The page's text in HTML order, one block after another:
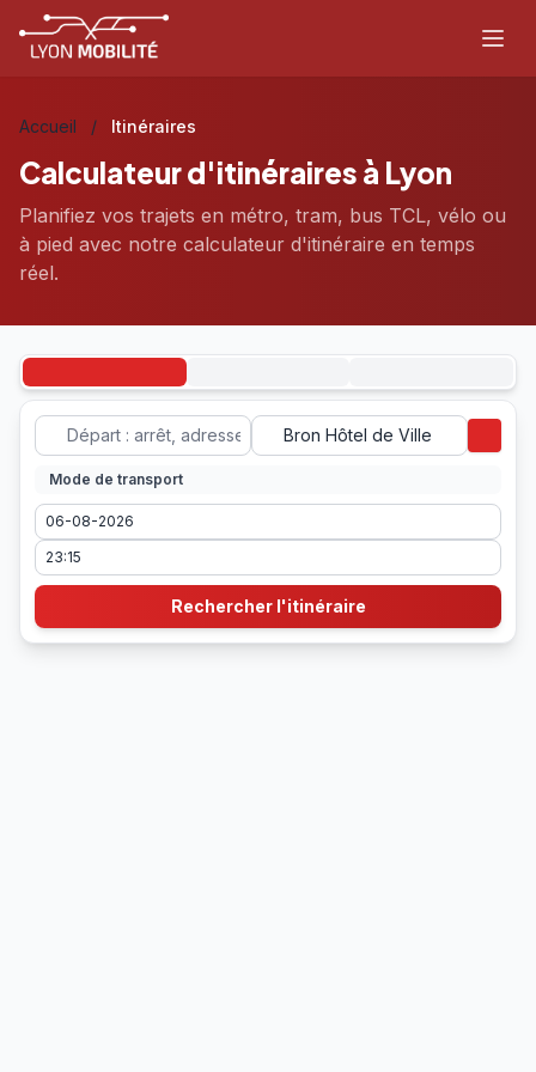
Aller au contenu principal
Accueil / Itinéraires
Calculateur d'itinéraires à Lyon
Planifiez vos trajets en métro, tram, bus TCL, vélo ou
à pied avec notre calculateur d'itinéraire en temps
réel.
Mode de transport
Rechercher l'itinéraire